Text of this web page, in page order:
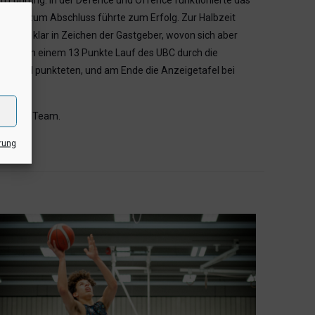
bis zum Abschluss führte zum Erfolg. Zur Halbzeit
klar in Zeichen der Gastgeber, wovon sich aber
nach einem 13 Punkte Lauf des UBC durch die
punkteten, und am Ende die Anzeigetafel bei
sein Team.